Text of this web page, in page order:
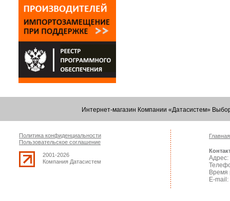
Интернет-магазин Компании «Датасистем»
Политика конфиденциальности
Пользовательское соглашение
2001-2026
Компания Датасистем
Главная
Адрес:
Время
E-